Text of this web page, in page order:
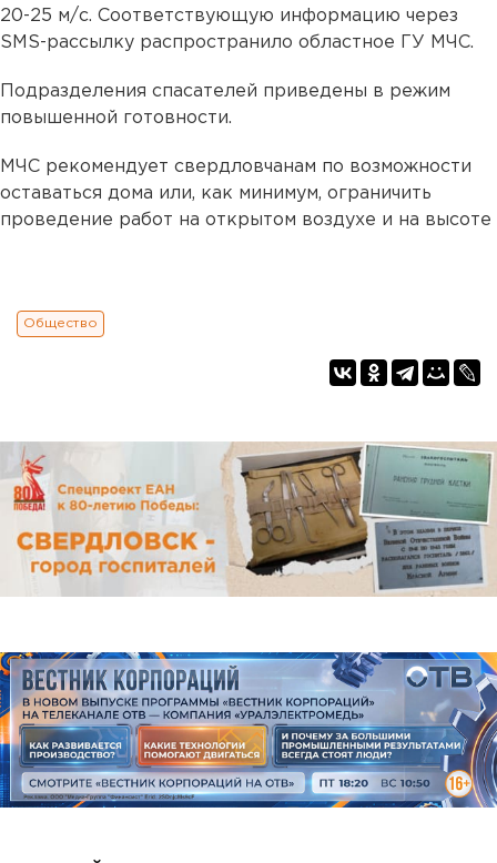
20-25 м/с. Соответствующую информацию через
SMS-рассылку распространило областное ГУ МЧС.
Подразделения спасателей приведены в режим
повышенной готовности.
МЧС рекомендует свердловчанам по возможности
оставаться дома или, как минимум, ограничить
проведение работ на открытом воздухе и на высоте
Общество